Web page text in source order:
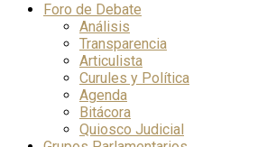
Foro de Debate
Análisis
Transparencia
Articulista
Curules y Política
Agenda
Bitácora
Quiosco Judicial